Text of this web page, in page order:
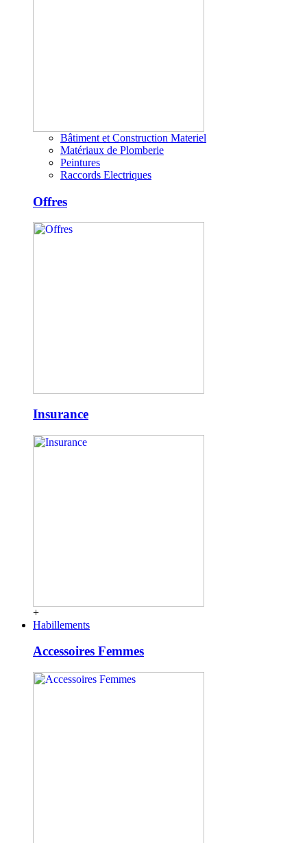
Bâtiment et Construction Materiel
Matériaux de Plomberie
Peintures
Raccords Electriques
Offres
Insurance
+
Habillements
Accessoires Femmes